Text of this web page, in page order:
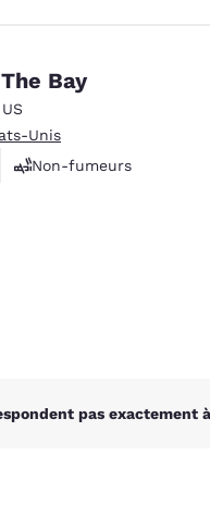
English
Bay
US
Unis
Non-fumeurs
pas exactement